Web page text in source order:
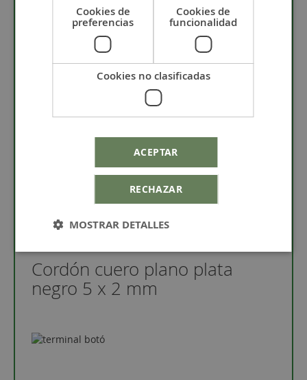
Nuestro cordón de cuero natural nacional de 1ª
calidades es especial para la elaboración de
pulseras, collares, llaveros u otro tipo de bisutería.
Para hacer bisuteria masculina queda fenomenal.
que no se deteriore, por ejemplo, puedes hidratarlo
con grasa o crema, de esta manera se conservará
más suave. Los cordones de cuero más finos, son
La variedad de grosores , tamaños y colores de
Cordón cuero plano plata
negro 5 x 2 mm
Cookies de
preferencias
Cookies de
funcionalidad
Cookies no clasificadas
ACEPTAR
RECHAZAR
MOSTRAR DETALLES